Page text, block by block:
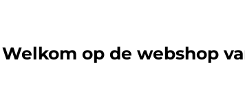
Welkom op de webshop